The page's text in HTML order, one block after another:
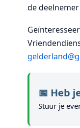
de
📅 Heb
Stuur je